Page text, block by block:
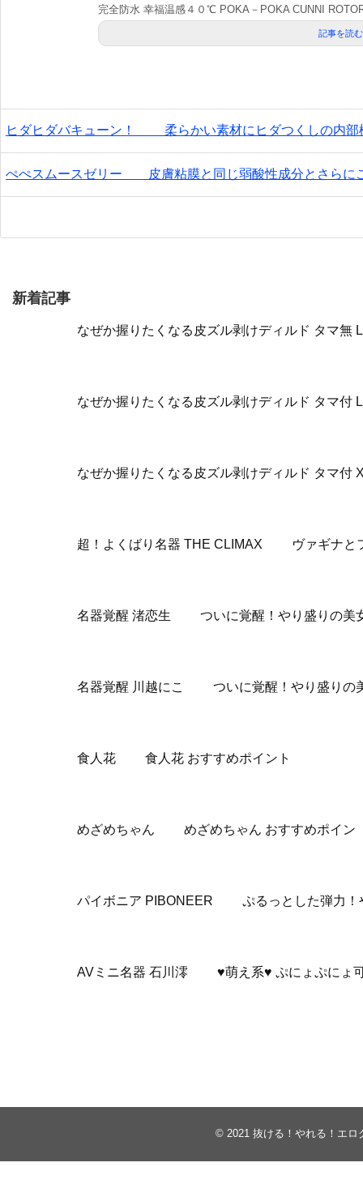
完全防水 幸福温感４０℃ POKA－POKA CUNNI
記事を読む
ヒダヒダバキューン！ 柔らかい素材にヒダつくしの内部
ぺぺスムースゼリー 皮膚粘膜と同じ弱酸性成分とさらに
新着記事
なぜか握りたくなる皮ズル剥けディルド タマ
なぜか握りたくなる皮ズル剥けディルド タマ
なぜか握りたくなる皮ズル剥けディルド タマ
超！よくばり名器 THE CLIMAX ヴァギナと
名器覚醒 渚恋生 ついに覚醒！やり盛りの美
名器覚醒 川越にこ ついに覚醒！やり盛りの
食人花 食人花 おすすめポイント
めざめちゃん めざめちゃん おすすめポイン
パイボニア PIBONEER ぷるっとした弾力！
AVミニ名器 石川澪 ♥萌え系♥ ぷにょぷにょ
© 2021 抜ける！やれる！エロ